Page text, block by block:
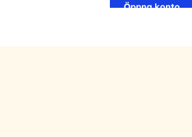
Öppna konto